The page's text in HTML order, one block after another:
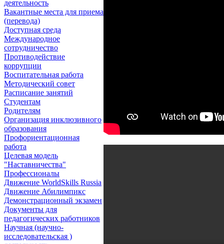
деятельность
Вакантные места для приема
(перевода)
Доступная среда
Международное
сотрудничество
Противодействие
коррупции
Воспитательная работа
Методический совет
Расписание занятий
Студентам
Родителям
Организация инклюзивного
образования
Профориентационная
работа
Целевая модель
"Наставничества"
Профессионалы
Движение WorldSkills Russia
Движение Абилимпикс
Демонстрационный экзамен
Документы для
педагогических работников
Научная (научно-
исследовательская )